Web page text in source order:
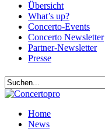
Übersicht
What’s up?
Concerto-Events
Concerto Newsletter
Partner-Newsletter
Presse
Home
News